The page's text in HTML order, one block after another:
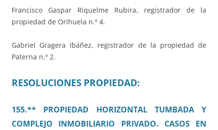
Francisco Gaspar Riquelme Rubira, registrador de la
propiedad de Orihuela n.º 4.
Gabriel Gragera Ibáñez, registrador de la propiedad de
Paterna n.º 2.
RESOLUCIONES PROPIEDAD:
155.** PROPIEDAD HORIZONTAL TUMBADA Y
COMPLEJO INMOBILIARIO PRIVADO. CASOS EN